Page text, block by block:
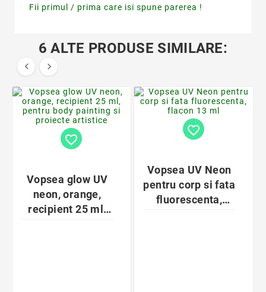
Fii primul / prima care isi spune parerea !
6 ALTE PRODUSE SIMILARE:
 
favorite_border
Vopsea glow UV
neon, orange,
recipient 25 ml,
favorite_border
Vopsea UV Neon
pentru corp si fata
fluorescenta,